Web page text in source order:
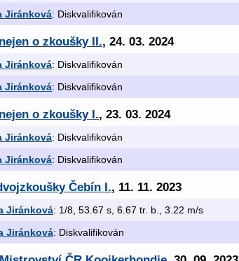
Jiránková: Diskvalifikován
o zkoušky II., 24. 03. 2024
Jiránková: Diskvalifikován
Jiránková: Diskvalifikován
o zkoušky I., 23. 03. 2024
Jiránková: Diskvalifikován
Jiránková: Diskvalifikován
Čebín I., 11. 11. 2023
Jiránková: 1/8, 53.67 s, 6.67 tr. b., 3.22 m/s
Jiránková: Diskvalifikován